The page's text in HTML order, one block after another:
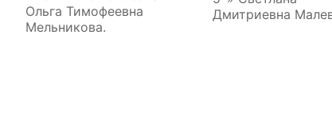
Ольга Тимофеевна
Мельникова.
Дмитриевна